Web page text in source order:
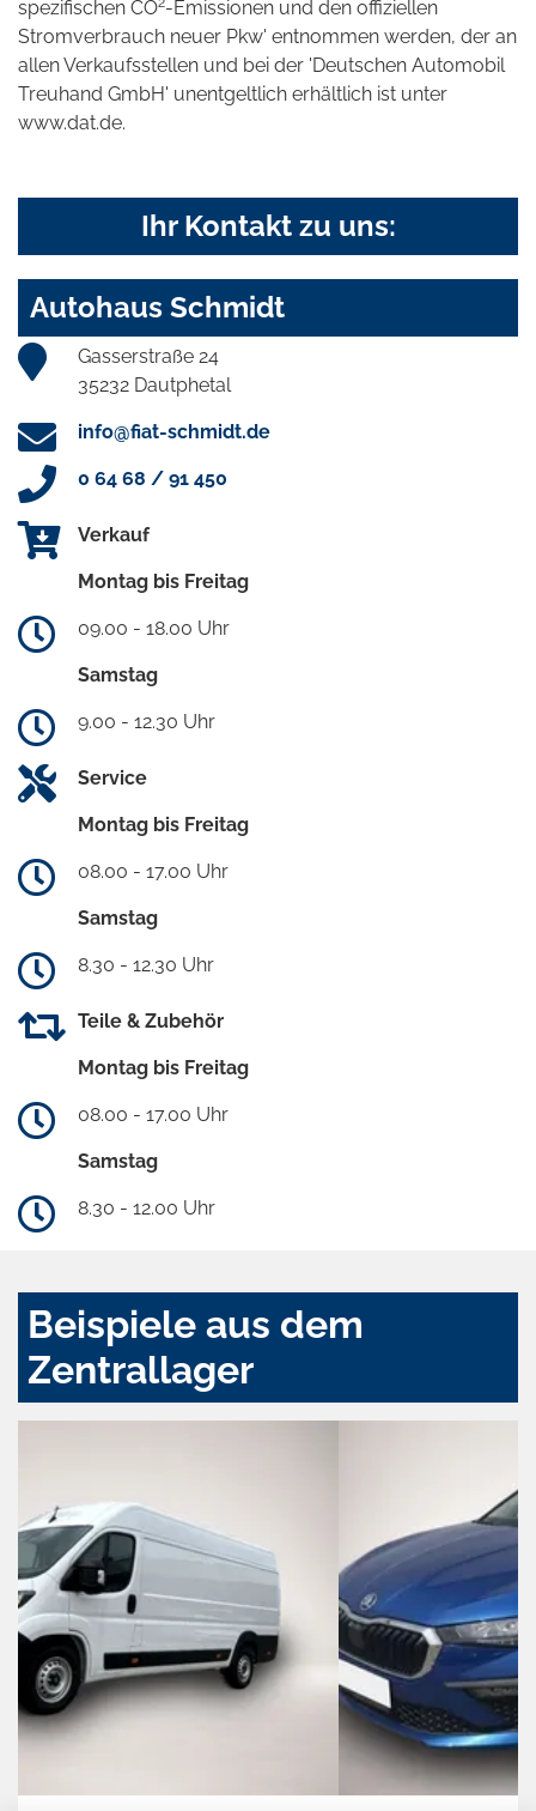
spezifischen CO -Emissionen und den offiziellen
Stromverbrauch neuer Pkw' entnommen werden, der an
allen Verkaufsstellen und bei der 'Deutschen Automobil
Treuhand GmbH' unentgeltlich erhältlich ist unter
www.dat.de.
Ihr Kontakt zu uns:
Autohaus Schmidt
Gasserstraße 24
35232 Dautphetal
info@fiat-schmidt.de
0 64 68 / 91 450
Verkauf
Montag bis Freitag
09.00 - 18.00 Uhr
Samstag
9.00 - 12.30 Uhr
Service
Montag bis Freitag
08.00 - 17.00 Uhr
Samstag
8.30 - 12.30 Uhr
Teile & Zubehör
Montag bis Freitag
08.00 - 17.00 Uhr
Samstag
8.30 - 12.00 Uhr
Beispiele aus dem
Zentrallager